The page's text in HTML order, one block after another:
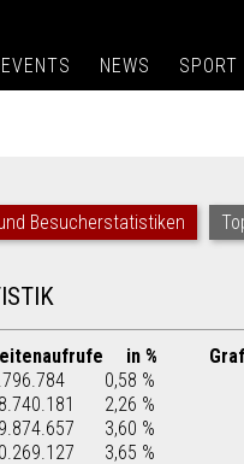
EVENTS NEWS SPORT
Besucherstatistiken
in %
0,58 %
2,26 %
3,60 %
3,65 %